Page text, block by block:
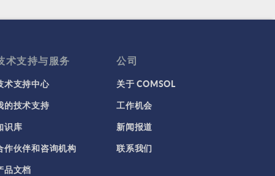
术支持与服务
术支持中心
的技术支持
识库
作伙伴和咨询机构
品文档
公司
关于 COMSOL
工作机会
新闻报道
联系我们